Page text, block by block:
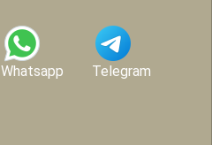
Whatsapp Telegram